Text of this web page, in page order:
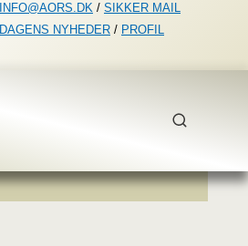
INFO@AORS.DK / SIKKER MAIL
DAGENS NYHEDER / PROFIL